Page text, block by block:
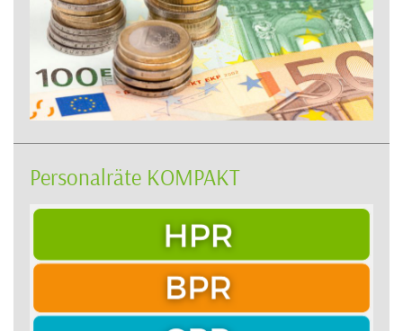
Personalräte KOMPAKT